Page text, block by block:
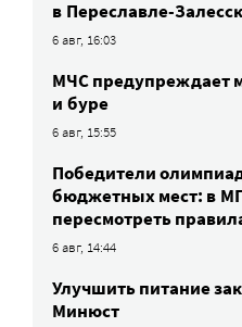
в Переславле-
6 авг, 16:03
МЧС предупреждает
и буре
6 авг, 15:55
Победители
бюджетных мест: в
пересмотреть
6 авг, 14:44
Улучшить питание
Минюст